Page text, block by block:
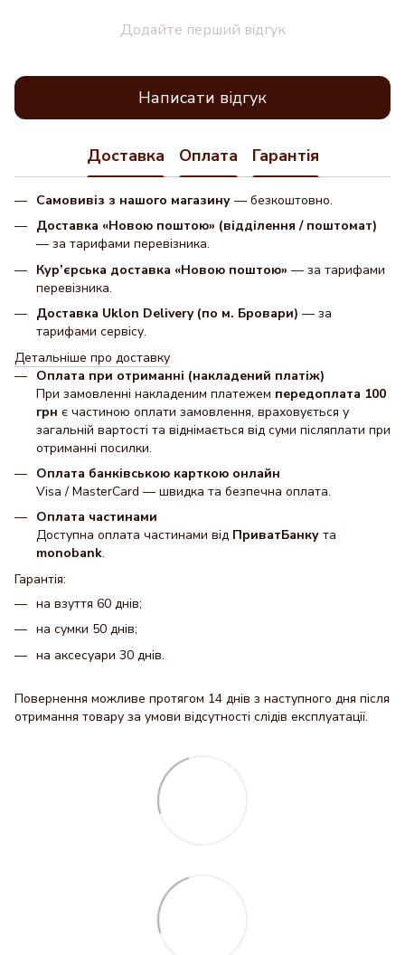
Додайте перший відгук
Написати відгук
Доставка Оплата Гарантія
Самовивіз з нашого магазину — безкоштовно.
Доставка «Новою поштою» (відділення / поштомат)
— за тарифами перевізника.
Кур’єрська доставка «Новою поштою» — за тарифами
перевізника.
Доставка Uklon Delivery (по м. Бровари) — за
тарифами сервісу.
Детальніше про доставку
Оплата при отриманні (накладений платіж)
При замовленні накладеним платежем передоплата 100
грн є частиною оплати замовлення, враховується у
загальній вартості та віднімається від суми післяплати при
отриманні посилки.
Оплата банківською карткою онлайн
Visa / MasterCard — швидка та безпечна оплата.
Оплата частинами
Доступна оплата частинами від ПриватБанку та
monobank.
Гарантія:
на взуття 60 днів;
на сумки 50 днів;
на аксесуари 30 днів.
Повернення можливе протягом 14 днів з наступного дня після
отримання товару за умови відсутності слідів експлуатації.